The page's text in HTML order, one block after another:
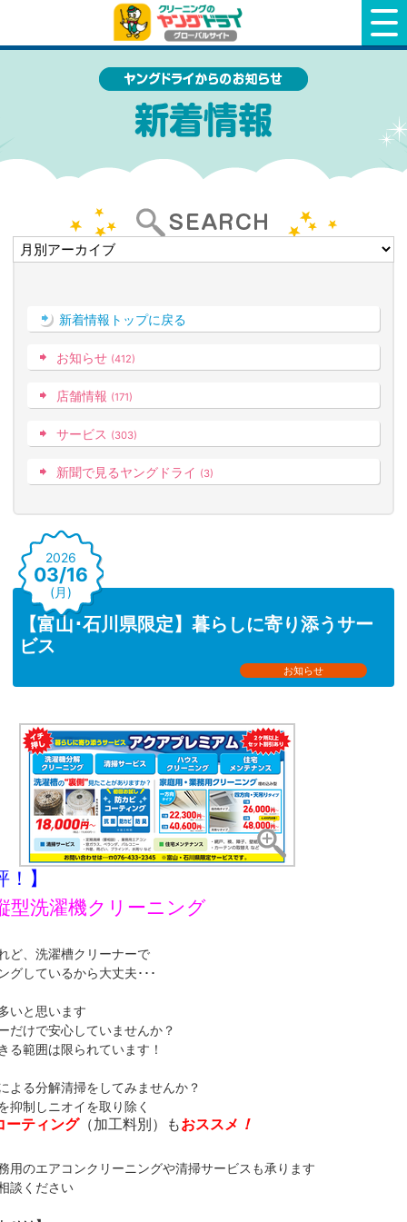
クリーニングのヤングドライ
新着情報トップに戻る
お知らせ (412)
店舗情報 (171)
サービス (303)
新聞で見るヤングドライ (3)
【富山･石川県限定】暮らしに寄り添うサー
ビス
お知らせ
2026
03/16
(月)
】
型洗濯機クリーニング
ど、洗濯槽クリーナーで
しているから大丈夫･･･
いと思います
けで安心していませんか？
範囲は限られています！
よる分解清掃をしてみませんか？
抑制しニオイを取り除く
ーティング（加工料別）もおススメ ！
用のエアコンクリーニングや清掃サービスも承ります
談ください